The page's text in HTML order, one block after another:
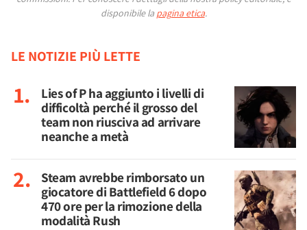
disponibile la pagina etica.
LE NOTIZIE PIÙ LETTE
Lies of P ha aggiunto i livelli di
difficoltà perché il grosso del
team non riusciva ad arrivare
neanche a metà
Steam avrebbe rimborsato un
giocatore di Battlefield 6 dopo
470 ore per la rimozione della
modalità Rush